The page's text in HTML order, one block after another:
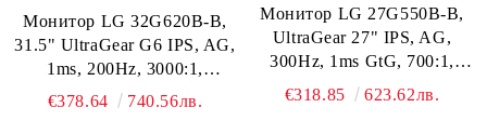
Монитор LG 32G620B-B,
31.5" UltraGear G6 IPS, AG,
1ms, 200Hz, 3000:1,
300cd/m2, QHD
€378.64 740.56лв.
Монитор LG 27G550B-B,
UltraGear 27" IPS, AG,
300Hz, 1ms GtG, 700:1,
sRGB 99%, 250cd/m2, Full
€318.85 623.62лв.